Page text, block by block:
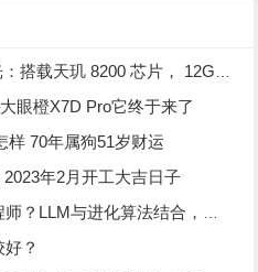
载天玑 8200 芯片， 12GB 内存
眼橙X7D Pro它终于来了
样 70年属狗51岁财运
年2月开工大吉日子
进化算法结合，创造超强提示优化器
？